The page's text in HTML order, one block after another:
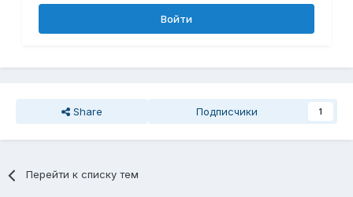
Войти
Share Подписчики 1
Перейти к списку тем